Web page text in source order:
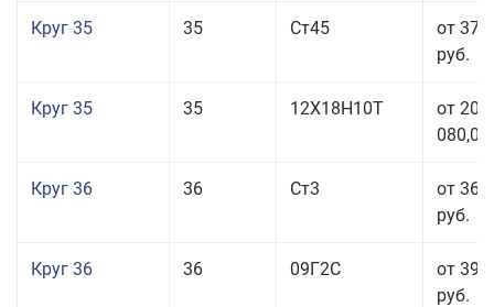
Круг 35 35 Ст45
от 37
руб.
Круг 35 35 12Х18Н10Т
от 208
080,00
Круг 36 36 Ст3
от 36
руб.
Круг 36 36 09Г2С
от 39
руб.